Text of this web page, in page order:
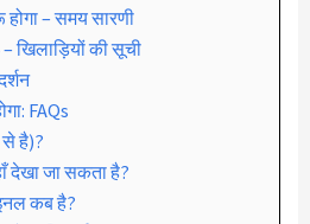
– समय सारणी
खिलाड़ियों की सूची
FAQs
है)?
देखा जा सकता है?
कब है?